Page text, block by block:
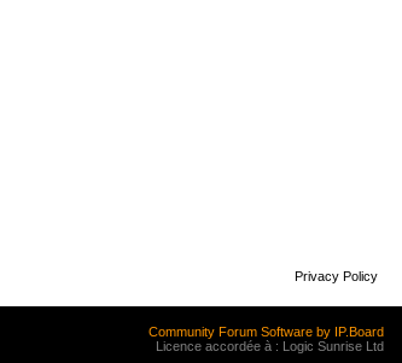
Privacy Policy
Community Forum Software by IP.Board
Licence accordée à : Logic Sunrise Ltd